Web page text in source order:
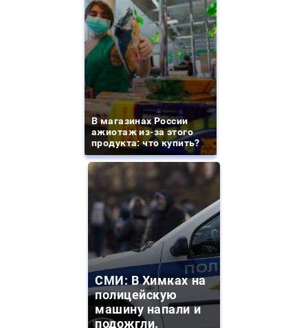
В магазинах России
ажиотаж из-за этого
продукта: что купить?
СМИ: В Химках на
полицейскую
машину напали и
подожгли.